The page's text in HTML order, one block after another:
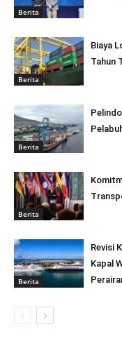
Berita
Berita
Biaya
Tahun
Berita
Berita
Berita
Revisi
Kapal